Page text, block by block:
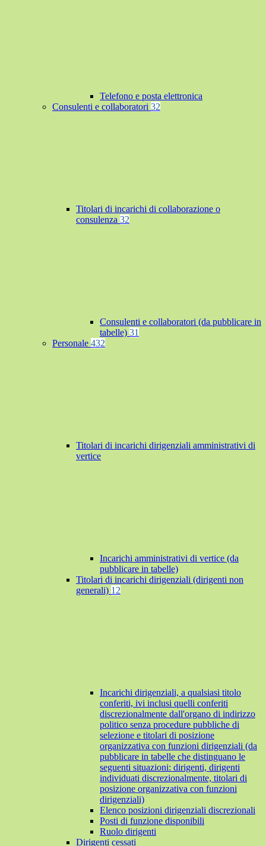
Telefono e posta elettronica
Consulenti e collaboratori 32
Titolari di incarichi di collaborazione o
consulenza 32
Consulenti e collaboratori (da pubblicare in
tabelle) 31
Personale 432
Titolari di incarichi dirigenziali amministrativi di
vertice
Incarichi amministrativi di vertice (da
pubblicare in tabelle)
Titolari di incarichi dirigenziali (dirigenti non
generali) 12
Incarichi dirigenziali, a qualsiasi titolo
conferiti, ivi inclusi quelli conferiti
discrezionalmente dall'organo di indirizzo
politico senza procedure pubbliche di
selezione e titolari di posizione
organizzativa con funzioni dirigenziali (da
pubblicare in tabelle che distinguano le
seguenti situazioni: dirigenti, dirigenti
individuati discrezionalmente, titolari di
posizione organizzativa con funzioni
dirigenziali)
Elenco posizioni dirigenziali discrezionali
Posti di funzione disponibili
Ruolo dirigenti
Dirigenti cessati